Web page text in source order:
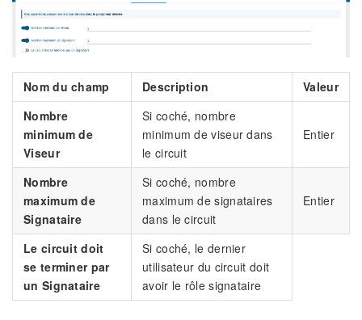
Nom du champ Description
Valeur
Nombre
minimum de
Viseur
Si coché, nombre
minimum de viseur dans
le circuit
Entier
Nombre
maximum de
Signataire
Si coché, nombre
maximum de signataires
dans le circuit
Entier
Le circuit doit
se terminer par
un Signataire
Si coché, le dernier
utilisateur du circuit doit
avoir le rôle signataire